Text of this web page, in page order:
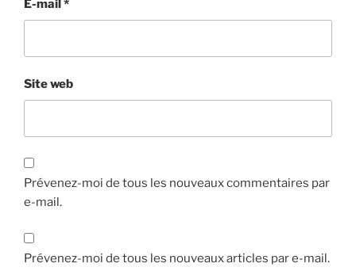
E-mail*
Site web
Prévenez-moi de tous les nouveaux commentaires par
e-mail.
Prévenez-moi de tous les nouveaux articles par e-mail.